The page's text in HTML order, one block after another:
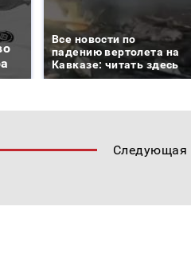
Все новости по
падению вертолета на
Кавказе: читать здесь
Следующая